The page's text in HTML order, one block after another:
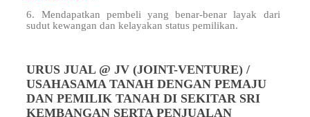
6. Mendapatkan pembeli yang benar-benar layak dari
sudut kewangan dan kelayakan status pemilikan.
URUS JUAL @ JV (JOINT-VENTURE) /
USAHASAMA TANAH DENGAN PEMAJU
DAN PEMILIK TANAH DI SEKITAR SRI
KEMBANGAN SERTA PENJUALAN